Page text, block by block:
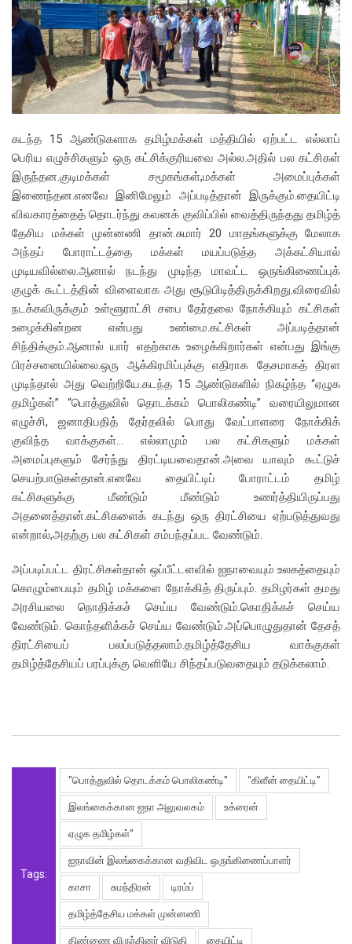
கடந்த 15 ஆண்டுகளாக தமிழ்மக்கள் மத்தியில் ஏற்பட்ட எல்லாப்
பெரிய எழுச்சிகளும் ஒரு கட்சிக்குரியவை அல்ல.அதில் பல கட்சிகள்
இருந்தன.குடிமக்கள் சமூகங்கள்,மக்கள் அமைப்புக்கள்
இணைந்தன.எனவே இனிமேலும் அப்படித்தான் இருக்கும்.தையிட்டி
விவகாரத்தைத் தொடர்ந்து கவனக் குவிப்பில் வைத்திருந்தது தமிழ்த்
தேசிய மக்கள் முன்னணி தான்.சுமார் 20 மாதங்களுக்கு மேலாக
அந்தப் போராட்டத்தை மக்கள் மயப்படுத்த அக்கட்சியால்
முடியவில்லை.ஆனால் நடந்து முடிந்த மாவட்ட ஒருங்கிணைப்புக்
குழுக் கூட்டத்தின் விளைவாக அது சூடுபிடித்திருக்கிறது.விரைவில்
நடக்கவிருக்கும் உள்ளூராட்சி சபை தேர்தலை நோக்கியும் கட்சிகள்
உழைக்கின்றன என்பது உண்மை.கட்சிகள் அப்படித்தான்
சிந்திக்கும்.ஆனால் யார் எதற்காக உழைக்கிறார்கள் என்பது இங்கு
பிரச்சனையில்லை.ஒரு ஆக்கிரமிப்புக்கு எதிராக தேசமாகத் திரள
முடிந்தால் அது வெற்றியே.கடந்த 15 ஆண்டுகளில் நிகழ்ந்த “ஏழுக
தமிழ்கள்” “பொத்துவில் தொடக்கம் பொலிகண்டி” வரையிலுமான
எழுச்சி, ஜனாதிபதித் தேர்தலில் பொது வேட்பாளரை நோக்கிக்
குவிந்த வாக்குகள்… எல்லாமும் பல கட்சிகளும் மக்கள்
அமைப்புகளும் சேர்ந்து திரட்டியவைதான்.அவை யாவும் கூட்டுச்
செயற்பாடுகள்தான்.எனவே தையிட்டிப் போராட்டம் தமிழ்
கட்சிகளுக்கு மீண்டும் மீண்டும் உணர்த்தியிருப்பது
அதனைத்தான்.கட்சிகளைக் கடந்து ஒரு திரட்சியை ஏற்படுத்துவது
என்றால்,அதற்கு பல கட்சிகள் சம்பந்தப்பட வேண்டும்.
அப்படிப்பட்ட திரட்சிகள்தான் ஒப்பீட்டளவில் ஐநாவையும் உலகத்தையும்
கொழும்பையும் தமிழ் மக்களை நோக்கித் திருப்பும். தமிழர்கள் தமது
அரசியலை நொதிக்கச் செய்ய வேண்டும்.கொதிக்கச் செய்ய
வேண்டும். கொந்தளிக்கச் செய்ய வேண்டும்.அப்பொழுதுதான் தேசத்
திரட்சியைப் பலப்படுத்தலாம்.தமிழ்த்தேசிய வாக்குகள்
தமிழ்த்தேசியப் பரப்புக்கு வெளியே சிந்தப்படுவதையும் தடுக்கலாம்.
Tags:
"பொத்துவில் தொடக்கம் பொலிகண்டி" “கிளீன் தையிட்டி”
இலங்கைக்கான ஐநா அலுவலகம் உக்ரைன்
ஏழுக தமிழ்கள்"
ஐநாவின் இலங்கைக்கான வதிவிட ஒருங்கிணைப்பாளர்
காசா சுமந்திரன் டிரம்ப்
தமிழ்த்தேசிய மக்கள் முன்னணி
திண்ணை விருந்தினர் விடுதி தையிட்டி